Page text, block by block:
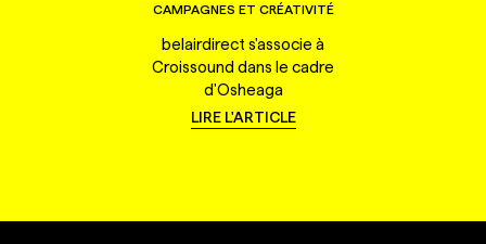
CAMPAGNES ET CRÉATIVITÉ
belairdirect s'associe à
Croissound dans le cadre
d'Osheaga
LIRE L'ARTICLE